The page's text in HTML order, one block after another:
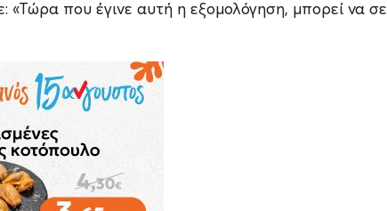
που έγινε αυτή η εξομολόγηση, μπορεί να σε